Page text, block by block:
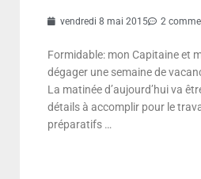
vendredi 8 mai 2015 2
Formidable: mon Capitaine et
dégager une semaine de
La matinée d’aujourd’hui va
détails à accomplir pour le
préparatifs …